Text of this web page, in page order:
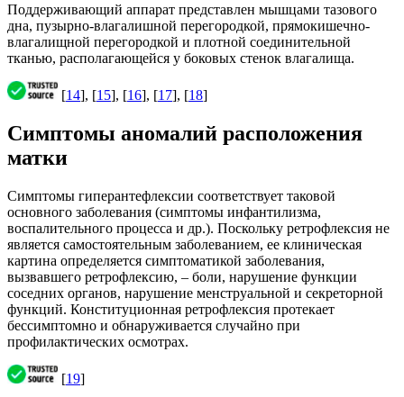
Поддерживающий аппарат представлен мышцами тазового
дна, пузырно-влагалишной перегородкой, прямокишечно-
влагалищной перегородкой и плотной соединительной
тканью, располагающейся у боковых стенок влагалища.
[14], [15], [16], [17], [18]
Симптомы аномалий расположения
матки
Симптомы гиперантефлексии соответствует таковой
основного заболевания (симптомы инфантилизма,
воспалительного процесса и др.). Поскольку ретрофлексия не
является самостоятельным заболеванием, ее клиническая
картина определяется симптоматикой заболевания,
вызвавшего ретрофлексию, – боли, нарушение функции
соседних органов, нарушение менструальной и секреторной
функций. Конституционная ретрофлексия протекает
бессимптомно и обнаруживается случайно при
профилактических осмотрах.
[19]